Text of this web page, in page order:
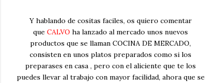
Y hablando de cositas faciles, os quiero comentar
que CALVO ha lanzado al mercado unos nuevos
productos que se llaman COCINA DE MERCADO,
consisten en unos platos preparados como si los
preparases en casa , pero con el aliciente que te los
puedes llevar al trabajo con mayor facilidad, ahora que se